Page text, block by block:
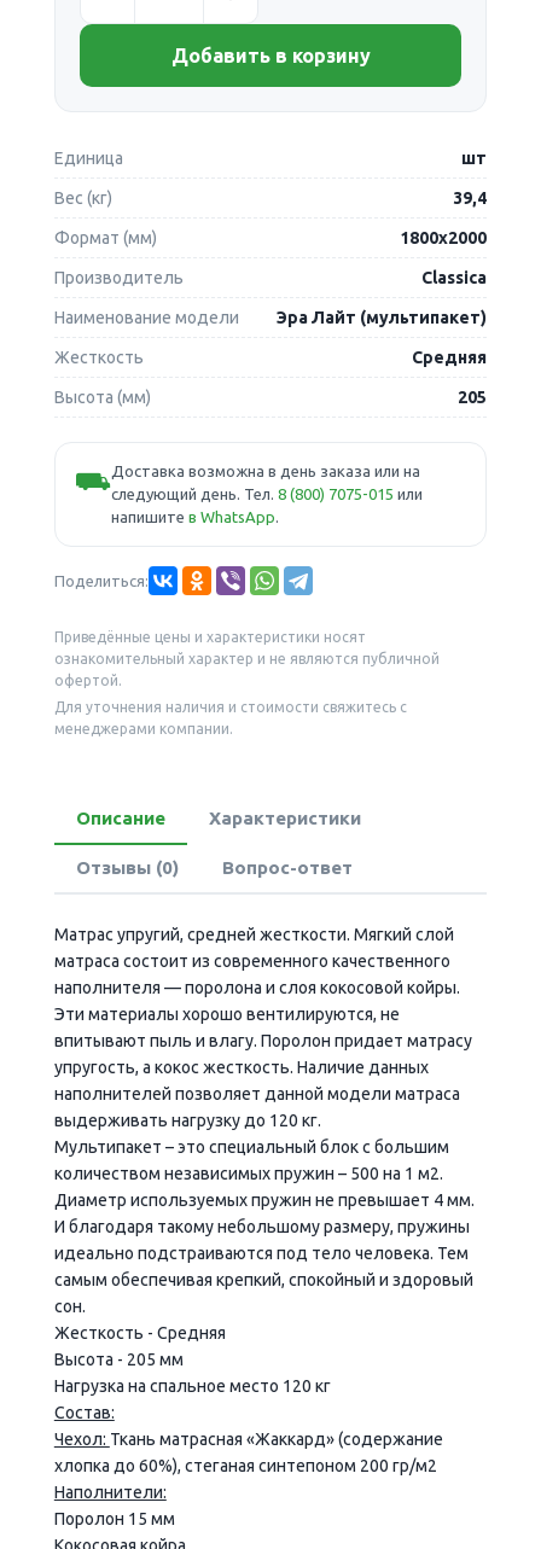
Добавить в корзину
Единица шт
Вес (кг) 39,4
Формат (мм) 1800х2000
Производитель Classica
Наименование модели Эра Лайт (мультипакет)
Жесткость Средняя
Высота (мм) 205
⛟Доставка возможна в день заказа или на
следующий день. Тел. 8 (800) 7075-015 или
напишите в WhatsApp.
Поделиться:
Приведённые цены и характеристики носят
ознакомительный характер и не являются публичной
офертой.
Для уточнения наличия и стоимости свяжитесь с
менеджерами компании.
Описание Характеристики
Отзывы (0) Вопрос-ответ
Матрас упругий, средней жесткости. Мягкий слой
матраса состоит из современного качественного
наполнителя — поролона и слоя кокосовой койры.
Эти материалы хорошо вентилируются, не
впитывают пыль и влагу. Поролон придает матрасу
упругость, а кокос жесткость. Наличие данных
наполнителей позволяет данной модели матраса
выдерживать нагрузку до 120 кг.
Мультипакет – это специальный блок с большим
количеством независимых пружин – 500 на 1 м2.
Диаметр используемых пружин не превышает 4 мм.
И благодаря такому небольшому размеру, пружины
идеально подстраиваются под тело человека. Тем
самым обеспечивая крепкий, спокойный и здоровый
сон.
Жесткость - Средняя
Высота - 205 мм
Нагрузка на спальное место 120 кг
Состав:
Чехол: Ткань матрасная «Жаккард» (содержание
хлопка до 60%), стеганая синтепоном 200 гр/м2
Наполнители:
Поролон 15 мм